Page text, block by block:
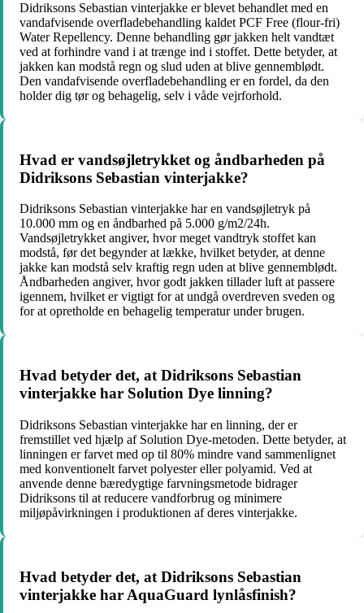
Didriksons Sebastian vinterjakke er blevet behandlet med en
vandafvisende overfladebehandling kaldet PCF Free (flour-fri)
Water Repellency. Denne behandling gør jakken helt vandtæt
ved at forhindre vand i at trænge ind i stoffet. Dette betyder, at
jakken kan modstå regn og slud uden at blive gennemblødt.
Den vandafvisende overfladebehandling er en fordel, da den
holder dig tør og behagelig, selv i våde vejrforhold.
Hvad er vandsøjletrykket og åndbarheden på
Didriksons Sebastian vinterjakke?
Didriksons Sebastian vinterjakke har en vandsøjletryk på
10.000 mm og en åndbarhed på 5.000 g/m2/24h.
Vandsøjletrykket angiver, hvor meget vandtryk stoffet kan
modstå, før det begynder at lække, hvilket betyder, at denne
jakke kan modstå selv kraftig regn uden at blive gennemblødt.
Åndbarheden angiver, hvor godt jakken tillader luft at passere
igennem, hvilket er vigtigt for at undgå overdreven sveden og
for at opretholde en behagelig temperatur under brugen.
Hvad betyder det, at Didriksons Sebastian
vinterjakke har Solution Dye linning?
Didriksons Sebastian vinterjakke har en linning, der er
fremstillet ved hjælp af Solution Dye-metoden. Dette betyder, at
linningen er farvet med op til 80% mindre vand sammenlignet
med konventionelt farvet polyester eller polyamid. Ved at
anvende denne bæredygtige farvningsmetode bidrager
Didriksons til at reducere vandforbrug og minimere
miljøpåvirkningen i produktionen af deres vinterjakke.
Hvad betyder det, at Didriksons Sebastian
vinterjakke har AquaGuard lynlåsfinish?